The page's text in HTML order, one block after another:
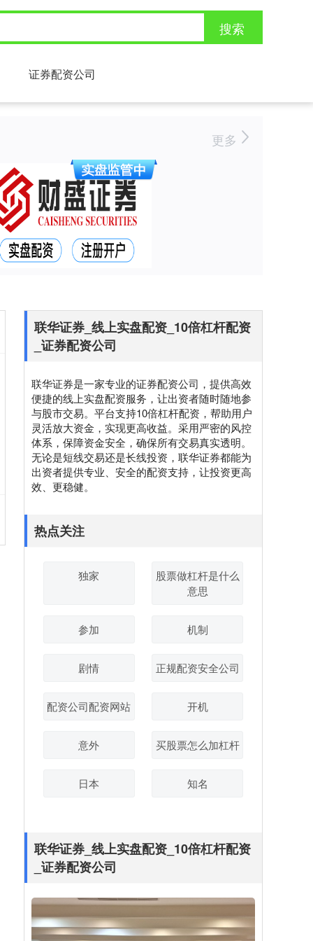
搜索
证券配资公司
更多
联华证券_线上实盘配资_10倍杠杆配资
_证券配资公司
联华证券是一家专业的证券配资公司，提供高效
便捷的线上实盘配资服务，让出资者随时随地参
与股市交易。平台支持10倍杠杆配资，帮助用户
灵活放大资金，实现更高收益。采用严密的风控
体系，保障资金安全，确保所有交易真实透明。
无论是短线交易还是长线投资，联华证券都能为
出资者提供专业、安全的配资支持，让投资更高
效、更稳健。
热点关注
独家
股票做杠杆是什么
意思
参加 机制
剧情 正规配资安全公司
配资公司配资网站 开机
意外 买股票怎么加杠杆
日本 知名
联华证券_线上实盘配资_10倍杠杆配资
_证券配资公司